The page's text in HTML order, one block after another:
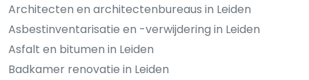
Architecten en architectenbureaus in Leiden
Asbestinventarisatie en -verwijdering in Leiden
Asfalt en bitumen in Leiden
Badkamer renovatie in Leiden